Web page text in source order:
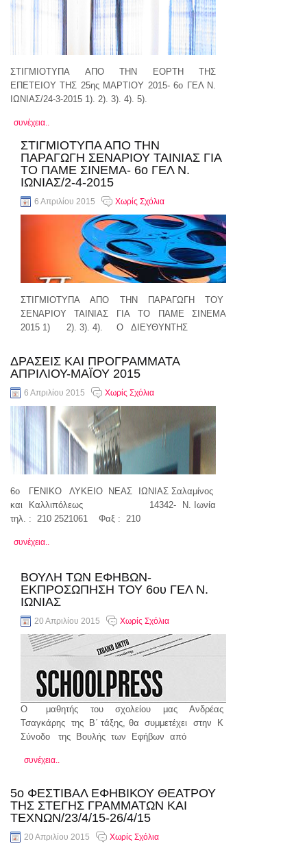
ΣΤΙΓΜΙΟΤΥΠΑ ΑΠΟ ΤΗΝ ΕΟΡΤΗ ΤΗΣ
ΕΠΕΤΕΙΟΥ ΤΗΣ 25ης ΜΑΡΤΙΟΥ 2015- 6ο ΓΕΛ Ν.
ΙΩΝΙΑΣ/24-3-2015 1). 2). 3). 4). 5).
συνέχεια..
ΣΤΙΓΜΙΟΤΥΠΑ ΑΠΟ ΤΗΝ
ΠΑΡΑΓΩΓΗ ΣΕΝΑΡΙΟΥ ΤΑΙΝΙΑΣ ΓΙΑ
ΤΟ ΠΑΜΕ ΣΙΝΕΜΑ- 6ο ΓΕΛ Ν.
ΙΩΝΙΑΣ/2-4-2015
6 Απριλίου 2015 Χωρίς Σχόλια
ΣΤΙΓΜΙΟΤΥΠΑ ΑΠΟ ΤΗΝ ΠΑΡΑΓΩΓΗ ΤΟΥ
ΣΕΝΑΡΙΟΥ ΤΑΙΝΙΑΣ ΓΙΑ ΤΟ ΠΑΜΕ ΣΙΝΕΜΑ
2015 1) 2). 3). 4). Ο ΔΙΕΥΘΥΝΤΗΣ
ΔΡΑΣΕΙΣ ΚΑΙ ΠΡΟΓΡΑΜΜΑΤΑ
ΑΠΡΙΛΙΟΥ-ΜΑΪΟΥ 2015
6 Απριλίου 2015 Χωρίς Σχόλια
6ο ΓΕΝΙΚΟ ΛΥΚΕΙΟ ΝΕΑΣ ΙΩΝΙΑΣ Σαλαμίνος
και Καλλιπόλεως 14342- Ν. Ιωνία
τηλ. : 210 2521061 Φαξ : 210
συνέχεια..
ΒΟΥΛΗ ΤΩΝ ΕΦΗΒΩΝ-
ΕΚΠΡΟΣΩΠΗΣΗ ΤΟΥ 6ου ΓΕΛ Ν.
ΙΩΝΙΑΣ
20 Απριλίου 2015 Χωρίς Σχόλια
Ο μαθητής του σχολείου μας Ανδρέας
Τσαγκάρης της Β΄ τάξης, θα συμμετέχει στην Κ
Σύνοδο της Βουλής των Εφήβων από
συνέχεια..
5ο ΦΕΣΤΙΒΑΛ ΕΦΗΒΙΚΟΥ ΘΕΑΤΡΟΥ
ΤΗΣ ΣΤΕΓΗΣ ΓΡΑΜΜΑΤΩΝ ΚΑΙ
ΤΕΧΝΩΝ/23/4/15-26/4/15
20 Απριλίου 2015 Χωρίς Σχόλια